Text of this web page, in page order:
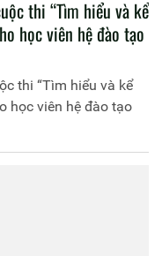
thi “Tìm hiểu và kể
học viên hệ đào tạo
thi “Tìm hiểu và kể
học viên hệ đào tạo